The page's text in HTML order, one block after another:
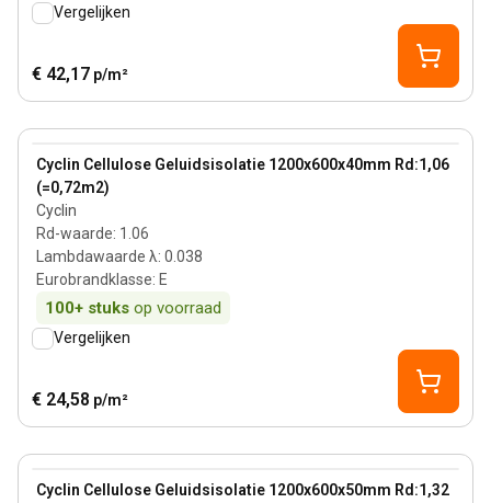
Vergelijken
€ 42,17 p/m²
Cyclin Cellulose Geluidsisolatie 1200x600x40mm Rd:1,06
(=0,72m2) ​
Cyclin
Rd-waarde: 1.06
Lambdawaarde λ: 0.038
Eurobrandklasse: E
100+ stuks op voorraad
View product
Vergelijken
€ 24,58 p/m²
Cyclin Cellulose Geluidsisolatie 1200x600x50mm Rd:1,32
View product